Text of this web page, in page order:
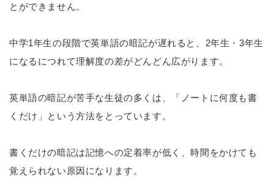
とができません。
中学1年生の段階で英単語の暗記が遅れると、2年生・3年生
になるにつれて理解度の差がどんどん広がります。
英単語の暗記が苦手な生徒の多くは、「ノートに何度も書
くだけ」という方法をとっています。
書くだけの暗記は記憶への定着率が低く、時間をかけても
覚えられない原因になります。